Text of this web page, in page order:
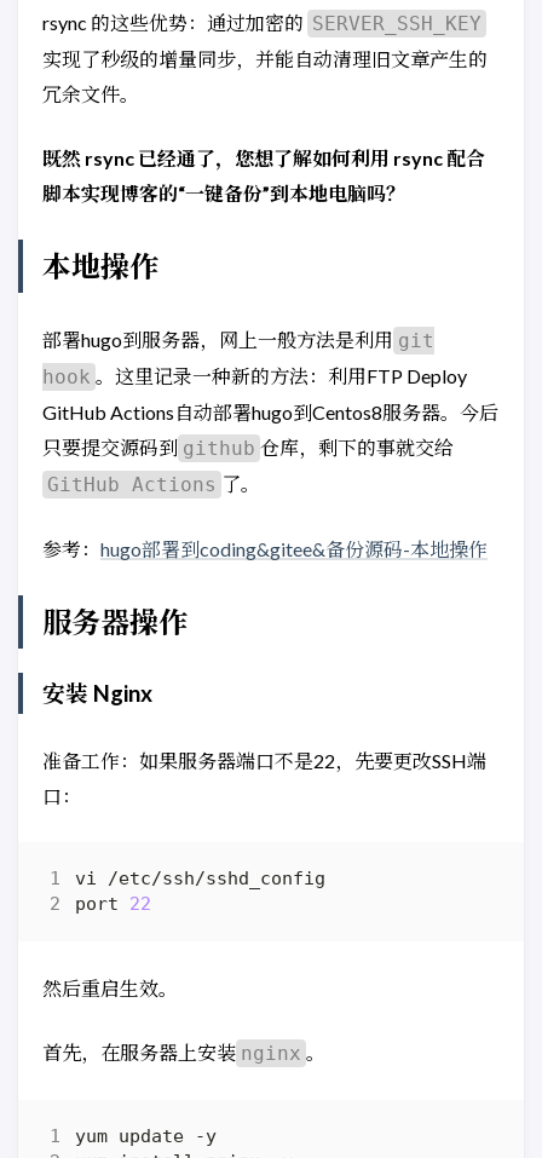
rsync 的这些优势：通过加密的 SERVER_SSH_KEY
实现了秒级的增量同步，并能自动清理旧文章产生的
冗余文件。
既然 rsync 已经通了，您想了解如何利用 rsync 配合
脚本实现博客的“一键备份”到本地电脑吗？
本地操作
部署hugo到服务器，网上一般方法是利用 git
hook 。这里记录一种新的方法：利用FTP Deploy
GitHub Actions自动部署hugo到Centos8服务器。今后
只要提交源码到 github 仓库，剩下的事就交给
GitHub Actions 了。
参考： hugo部署到coding&gitee&备份源码-本地操作
服务器操作
安装 Nginx
准备工作：如果服务器端口不是22，先要更改SSH端
口：
port 22
然后重启生效。
首先，在服务器上安装 nginx 。